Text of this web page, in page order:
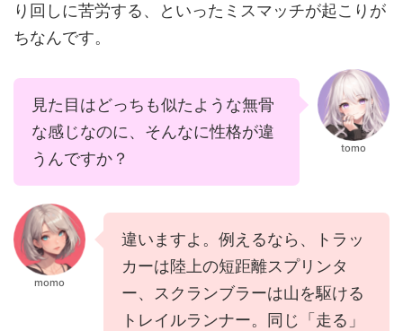
り回しに苦労する、といったミスマッチが起こりが
ちなんです。
見た目はどっちも似たような無骨
な感じなのに、そんなに性格が違
うんですか？
tomo
momo
違いますよ。例えるなら、トラッ
カーは陸上の短距離スプリンタ
ー、スクランブラーは山を駆ける
トレイルランナー。同じ「走る」